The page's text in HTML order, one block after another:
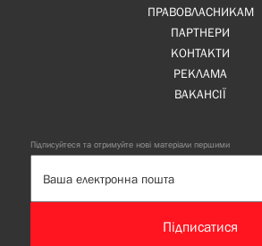
ПРАВОВЛАСНИКАМ
ПАРТНЕРИ
КОНТАКТИ
РЕКЛАМА
ВАКАНСІЇ
Підписуйтеся та отримуйте нові матеріали першими
Підписатися